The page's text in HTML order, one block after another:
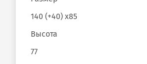
140 (+40) х85
Высота
77